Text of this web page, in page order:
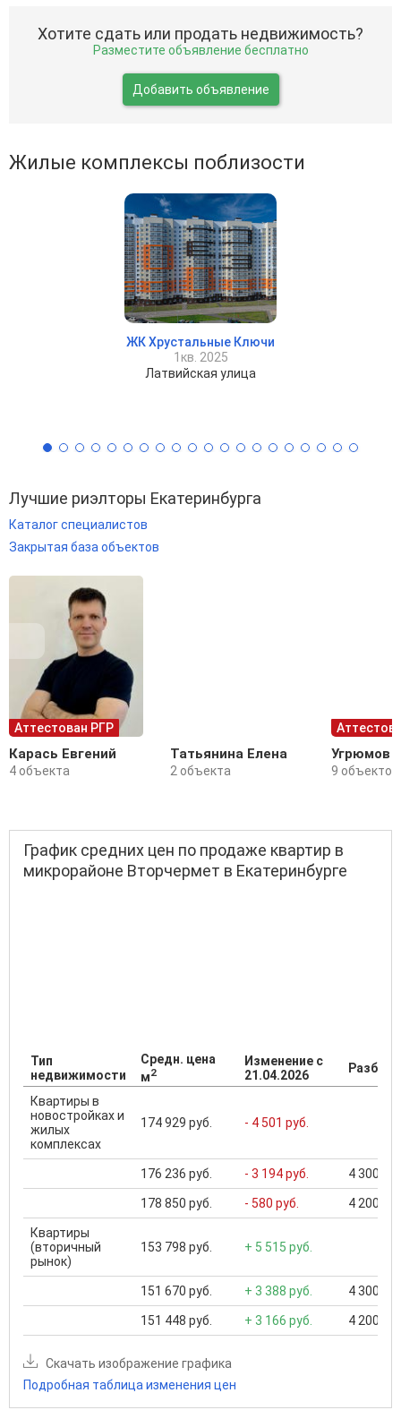
Хотите сдать или продать недвижимость?
Разместите объявление бесплатно
Добавить объявление
Жилые комплексы поблизости
ЖК Хрустальные Ключи
1кв. 2025
Латвийская улица
Лучшие риэлторы Екатеринбурга
Каталог специалистов
Закрытая база объектов
Аттестован РГР
Карась Евгений
4 объекта
Татьянина Елена
2 объекта
Угрюмов
9 объектов
График средних цен по продаже квартир в
микрорайоне Вторчермет в Екатеринбурге
Тип
недвижимости
Средн. цена
м2
Изменение с
21.04.2026
Квартиры в
новостройках и
жилых
комплексах
174 929 руб. - 4 501 руб.
176 236 руб. - 3 194 руб. 4 300
178 850 руб. - 580 руб. 4 200
Квартиры
(вторичный
рынок)
153 798 руб. + 5 515 руб.
151 670 руб. + 3 388 руб. 4 300
151 448 руб. + 3 166 руб. 4 200
Скачать изображение графика
Подробная таблица изменения цен